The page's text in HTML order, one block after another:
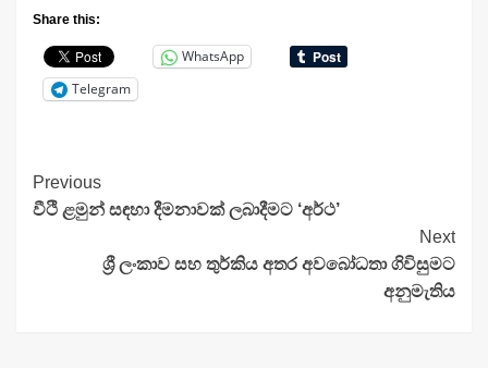
Share this:
WhatsApp
Telegram
Continue
Reading
Previous
වීථි ළමුන් සඳහා දීමනාවක් ලබාදීමට ‘අර්ථ’
Next
ශ්‍රී ලංකාව සහ තුර්කිය අතර අවබෝධතා ගිවිසුමට
අනුමැතිය